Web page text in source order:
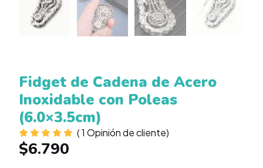
Fidget de Cadena de Acero
Inoxidable con Poleas
(6.0×3.5cm)
(1 Opinión de cliente)
$6.790